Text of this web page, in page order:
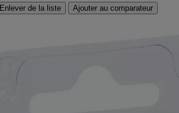
Enlever de la liste Ajouter au comparateur